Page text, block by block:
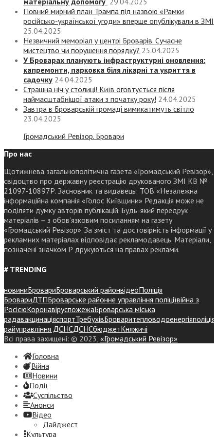
Повний мирний план Трампа під назвою «‎Рамки
російсько-української угоди» вперше опублікували в ЗМІ
25.04.2025
Незвичний меморіал у центрі Броварів. Сучасне
мистецтво чи порушення порядку? 25.04.2025
У Броварах планують інфраструктурні оновлення:
капремонти, парковка біля лікарні та укриття в
садочку 24.04.2025
Страшна ніч у столиці! Київ оговтується після
наймасштабнішої атаки з початку року! 24.04.2025
Завтра в Броварській громаді вимикатимуть світло
23.04.2025
Громадський Ревізор. Бровари
Про нас
Щотижнева загальнополітична газета «Громадський Ревізор»,
свідоцтво про державну реєстрацію друкованого ЗМІ КВ №
21097-10897Р. Засновник та видавець: ТОВ «Незалежна
інформаційна компанія «Голос Київщини» Редакція може не
поділяти думку авторів публікацій. Будь-який передрук
матеріалів – з обов’язковим посиланням на газету
«Громадський Ревізор». За зміст та достовірність інформації у
рекламних матеріалах відповідає рекламодавець. Матеріали,
позначені значком Р друкуються на правах реклами.
# TRENDING
новиниБровариБроварський районвідеоПоліція
БровариДТПБроварське районне управління поліціївійна з
РосієюКоронавіруспожежаБроварська міська
радавакцинаціяспортТребухівБроваритепловодоенергіяполіція
райуправління ДСНСДСНСбюджетКняжичі
Всі права захищені: © 2023, «Громадський Ревізор»
Головна
Війна
Новини
Події
Суспiльство
Анонси
Відео
Дайджест
Культура